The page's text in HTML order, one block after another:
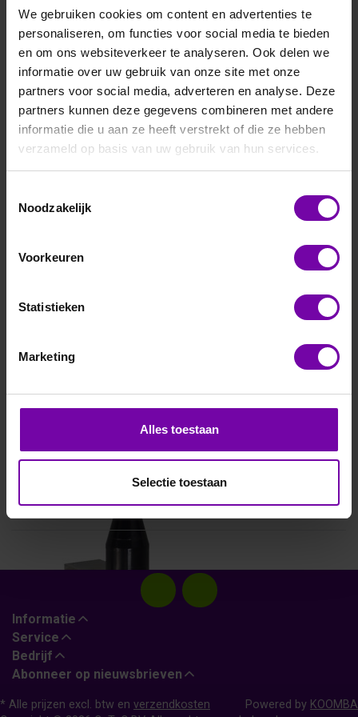
We gebruiken cookies om content en advertenties te
personaliseren, om functies voor social media te bieden
en om ons websiteverkeer te analyseren. Ook delen we
informatie over uw gebruik van onze site met onze
partners voor social media, adverteren en analyse. Deze
partners kunnen deze gegevens combineren met andere
informatie die u aan ze heeft verstrekt of die ze hebben
verzameld op basis van uw gebruik van hun services.
Noodzakelijk
Voorkeuren
Statistieken
Marketing
Alles toestaan
Selectie toestaan
THIES
4.3515.50.161
THIES
4.3515.50.061
Uitgang 100Hz
Informatie
Service
Bedrijf
Abonneer op nieuwsbrieven
* Alle prijzen excl. btw en verzendkosten Powered by KOOMBA